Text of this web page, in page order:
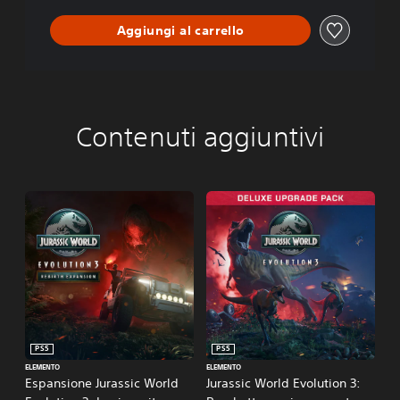
Aggiungi al carrello
Contenuti aggiuntivi
Espansione Jurassic World
PS5
ELEMENTO
Jurassic World Evolution 3:
PS5
ELEMENTO